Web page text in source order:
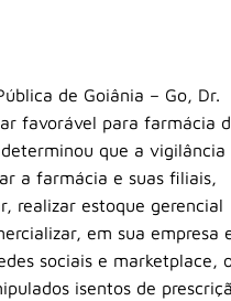
de Goiânia – Go, Dr.
favorável para farmácia
que a vigilância
a farmácia e suas filiais,
realizar estoque gerencial
em sua empresa
sociais e marketplace,
isentos de